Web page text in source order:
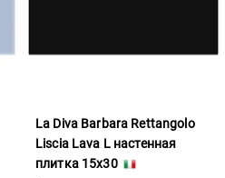
La Diva Barbara Rettangolo
Liscia Lava L настенная
плитка 15x30